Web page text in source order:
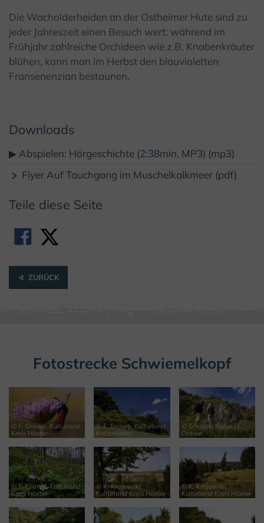
© K. Krajewski, Kulturland Kreis Höxter
Die Wacholderheiden an der Ostheimer Hute sind zu
jeder Jahreszeit einen Besuch wert: während im
Frühjahr zahlreiche Orchideen wie z.B. Knabenkräuter
blühen, kann man im Herbst den blauvioletten
Fransenenzian bestaunen.
Downloads
▶ Abspielen: Hörgeschichte (2:38min, MP3) (mp3)
Flyer Auf Tauchgang im Muschelkalkmeer (pdf)
Teile diese Seite
ZURÜCK
Fotostrecke Schwiemelkopf
© F. Grawe, Kulturland
Kreis Höxter
© F. Grawe, Kulturland
Kreis Höxter
© Erlesene Natur / F.
Grawe
© F. Grawe, Kulturland
Kreis Höxter
© K. Krajewski,
Kulturland Kreis Höxter
© K. Krajewski,
Kulturland Kreis Höxter